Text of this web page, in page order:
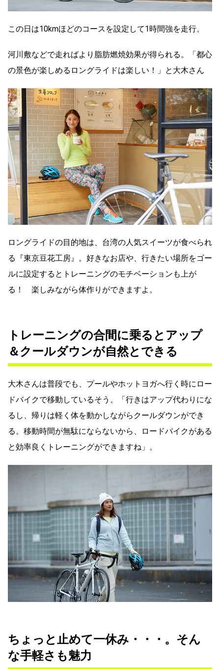
この日は10kmほどのコースを設定して1時間強を走行。
河川敷などで走ればより脂肪燃焼効果が得られる。「都心
の景色が楽しめるロングライドは楽しい！」と大木さん
ロングライドの目的地は、台湾の人気スイーツが食べられ
る『東京豆花工房』。好きなお店や、行きたい場所をゴー
ルに設定するとトレーニングのモチベーションも上が
る！ 楽しみながら体作りができますよ。
トレーニングの合間に乗るとアップ
＆クールダウンが自然とできる
大木さんは普段でも、プールやホットヨガへ行く時にロー
ドバイクで移動しているそう。「行きはアップ代わりにな
るし、帰りは軽く体を動かしながらクールダウンができ
る。移動時間が無駄にならないから、ロードバイクがある
と効率良くトレーニングができますね」。
ちょっと止めて一休み・・・。そん
な手軽さも魅力